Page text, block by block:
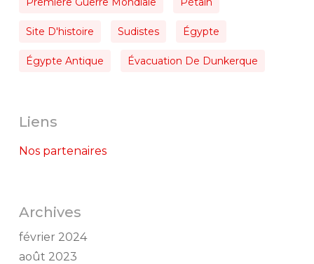
Site D'histoire Sudistes Égypte
Égypte Antique Évacuation De Dunkerque
Liens
Nos partenaires
Archives
février 2024
août 2023